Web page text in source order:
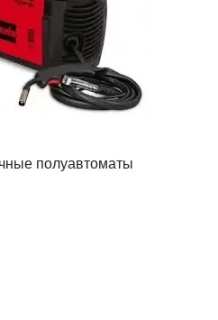
полуавтоматы